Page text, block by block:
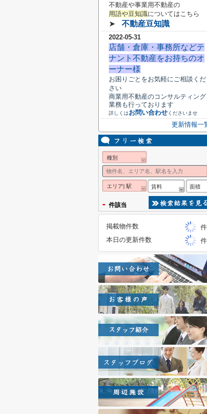
不動産や事業用不動産の
用語や豆知識についてはこちら
➤ 不動産豆知識
2022-05-31
店舗・倉庫・事務所などテ
ナント不動産をお持ちのオ
ーナー様
お困りごとをお気軽にご相談くだ
さい
商業用不動産のコンサルティング
業務も行っております
詳しくはお問い合わせくださいませ
更新情報一
種別
エリア| 駅 賃料 面積
- 件該当
掲載物件数
件
本日の更新件数
件